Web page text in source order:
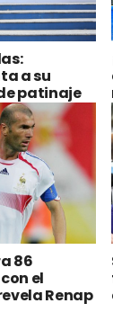
a su
patinaje
86
el
Renap